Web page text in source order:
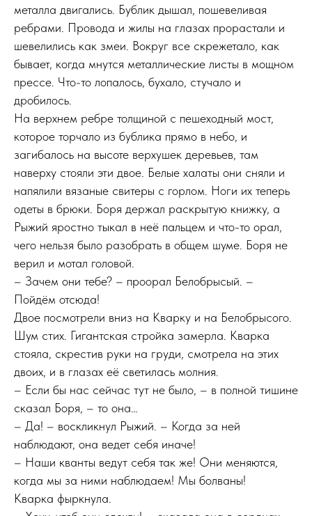
металла двигались. Бублик дышал, пошевеливая
ребрами. Провода и жилы на глазах прорастали и
шевелились как змеи. Вокруг все скрежетало, как
бывает, когда мнутся металлические листы в мощном
прессе. Что-то лопалось, бухало, стучало и
дробилось.
На верхнем ребре толщиной с пешеходный мост,
которое торчало из бублика прямо в небо, и
загибалось на высоте верхушек деревьев, там
наверху стояли эти двое. Белые халаты они сняли и
напялили вязаные свитеры с горлом. Ноги их теперь
одеты в брюки. Боря держал раскрытую книжку, а
Рыжий яростно тыкал в неё пальцем и что-то орал,
чего нельзя было разобрать в общем шуме. Боря не
верил и мотал головой.
– Зачем они тебе? – проорал Белобрысый. –
Пойдём отсюда!
Двое посмотрели вниз на Кварку и на Белобрысого.
Шум стих. Гигантская стройка замерла. Кварка
стояла, скрестив руки на груди, смотрела на этих
двоих, и в глазах её светилась молния.
– Если бы нас сейчас тут не было, – в полной тишине
сказал Боря, – то она…
– Да! – воскликнул Рыжий. – Когда за ней
наблюдают, она ведет себя иначе!
– Наши кванты ведут себя так же! Они меняются,
когда мы за ними наблюдаем! Мы болваны!
Кварка фыркнула.